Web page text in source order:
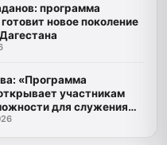
программа
новое поколение
«Программа
участникам
для служения